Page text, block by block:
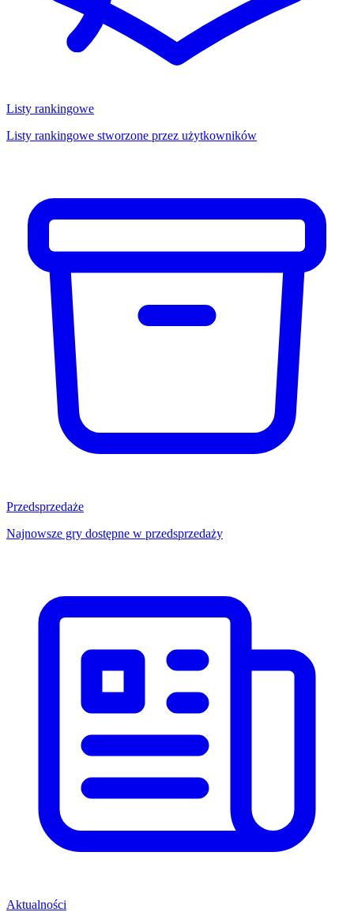
Listy rankingowe
Listy rankingowe stworzone przez użytkowników
Przedsprzedaże
Najnowsze gry dostępne w przedsprzedaży
Aktualności